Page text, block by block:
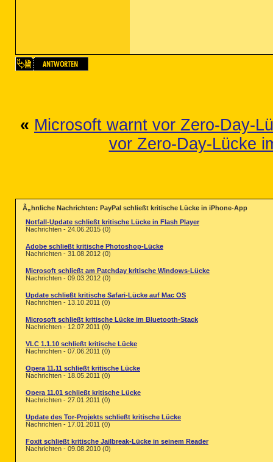
« Microsoft warnt vor Zero-Day-
vor Zero-Day-Lücke
Ã„hnliche Nachrichten: PayPal schließt kritische Lücke in iPhone-App
Notfall-Update schließt kritische Lücke in Flash Player
Nachrichten - 24.06.2015 (0)
Adobe schließt kritische Photoshop-Lücke
Nachrichten - 31.08.2012 (0)
Microsoft schließt am Patchday kritische Windows-Lücke
Nachrichten - 09.03.2012 (0)
Update schließt kritische Safari-Lücke auf Mac OS
Nachrichten - 13.10.2011 (0)
Microsoft schließt kritische Lücke im Bluetooth-Stack
Nachrichten - 12.07.2011 (0)
VLC 1.1.10 schließt kritische Lücke
Nachrichten - 07.06.2011 (0)
Opera 11.11 schließt kritische Lücke
Nachrichten - 18.05.2011 (0)
Opera 11.01 schließt kritische Lücke
Nachrichten - 27.01.2011 (0)
Update des Tor-Projekts schließt kritische Lücke
Nachrichten - 17.01.2011 (0)
Foxit schließt kritische Jailbreak-Lücke in seinem Reader
Nachrichten - 09.08.2010 (0)